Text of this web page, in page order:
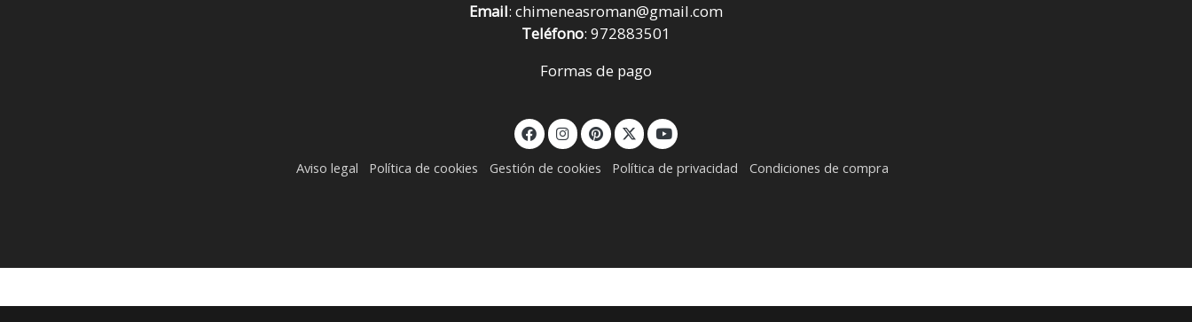
Email: chimeneasroman@gmail.com
Teléfono: 972883501
Formas de pago
Aviso legal Política de cookies Gestión de cookies Política de privacidad Condiciones de compra